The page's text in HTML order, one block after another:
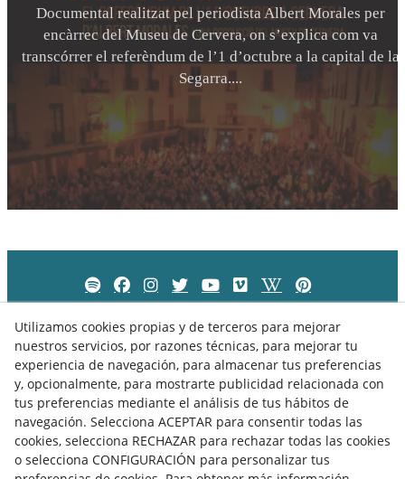
Documental realitzat pel periodista Albert Morales per
encàrrec del Museu de Cervera, on s’explica com va
transcórrer el referèndum de l’1 d’octubre a la capital de la
Segarra....
Utilizamos cookies propias y de terceros para mejorar
nuestros servicios, por razones técnicas, para mejorar tu
experiencia de navegación, para almacenar tus preferencias
y, opcionalmente, para mostrarte publicidad relacionada con
tus preferencias mediante el análisis de tus hábitos de
navegación. Selecciona ACEPTAR para consentir todas las
cookies, selecciona RECHAZAR para rechazar todas las cookies
o selecciona CONFIGURACIÓN para personalizar tus